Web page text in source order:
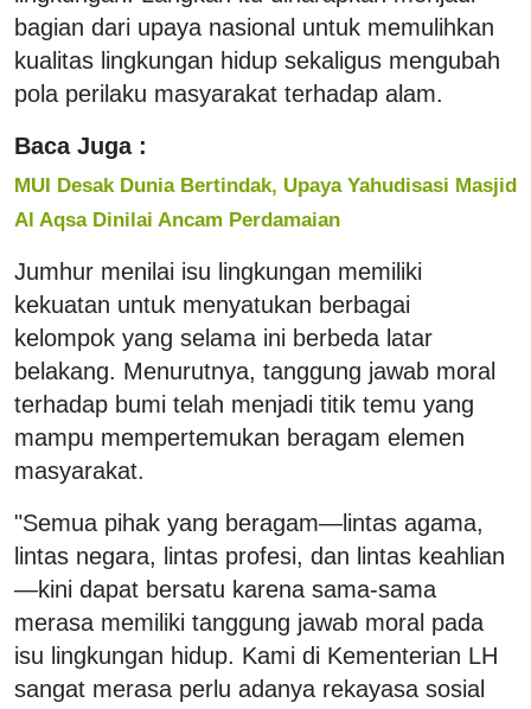
bagian dari upaya nasional untuk memulihkan
kualitas lingkungan hidup sekaligus mengubah
pola perilaku masyarakat terhadap alam.
Baca Juga :
MUI Desak Dunia Bertindak, Upaya Yahudisasi Masjid
Al Aqsa Dinilai Ancam Perdamaian
Jumhur menilai isu lingkungan memiliki
kekuatan untuk menyatukan berbagai
kelompok yang selama ini berbeda latar
belakang. Menurutnya, tanggung jawab moral
terhadap bumi telah menjadi titik temu yang
mampu mempertemukan beragam elemen
masyarakat.
"Semua pihak yang beragam—lintas agama,
lintas negara, lintas profesi, dan lintas keahlian
—kini dapat bersatu karena sama-sama
merasa memiliki tanggung jawab moral pada
isu lingkungan hidup. Kami di Kementerian LH
sangat merasa perlu adanya rekayasa sosial